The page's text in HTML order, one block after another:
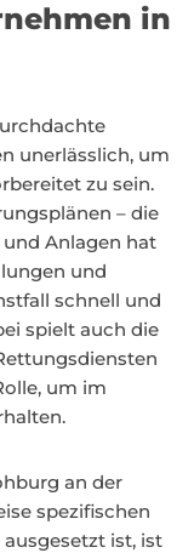
in
unerlässlich, um
zu sein.
– die
Anlagen hat
und
schnell und
spielt auch die
um im
an der
spezifischen
ist, ist